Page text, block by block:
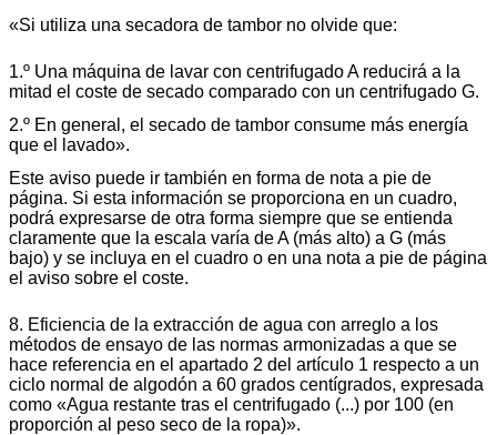
«Si utiliza una secadora de tambor no olvide que:
1.º Una máquina de lavar con centrifugado A reducirá a la
mitad el coste de secado comparado con un centrifugado G.
2.º En general, el secado de tambor consume más energía
que el lavado».
Este aviso puede ir también en forma de nota a pie de
página. Si esta información se proporciona en un cuadro,
podrá expresarse de otra forma siempre que se entienda
claramente que la escala varía de A (más alto) a G (más
bajo) y se incluya en el cuadro o en una nota a pie de página
el aviso sobre el coste.
8. Eficiencia de la extracción de agua con arreglo a los
métodos de ensayo de las normas armonizadas a que se
hace referencia en el apartado 2 del artículo 1 respecto a un
ciclo normal de algodón a 60 grados centígrados, expresada
como «Agua restante tras el centrifugado (...) por 100 (en
proporción al peso seco de la ropa)».